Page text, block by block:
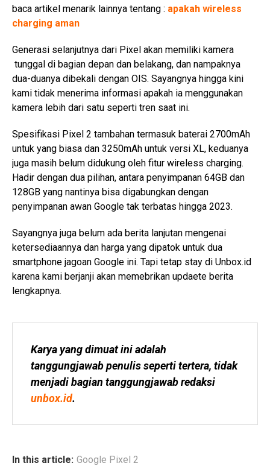
baca artikel menarik lainnya tentang : apakah wireless
charging aman
Generasi selanjutnya dari Pixel akan memiliki kamera
tunggal di bagian depan dan belakang, dan nampaknya
dua-duanya dibekali dengan OIS. Sayangnya hingga kini
kami tidak menerima informasi apakah ia menggunakan
kamera lebih dari satu seperti tren saat ini.
Spesifikasi Pixel 2 tambahan termasuk baterai 2700mAh
untuk yang biasa dan 3250mAh untuk versi XL, keduanya
juga masih belum didukung oleh fitur wireless charging.
Hadir dengan dua pilihan, antara penyimpanan 64GB dan
128GB yang nantinya bisa digabungkan dengan
penyimpanan awan Google tak terbatas hingga 2023.
Sayangnya juga belum ada berita lanjutan mengenai
ketersediaannya dan harga yang dipatok untuk dua
smartphone jagoan Google ini. Tapi tetap stay di Unbox.id
karena kami berjanji akan memebrikan updaete berita
lengkapnya.
Karya yang dimuat ini adalah
tanggungjawab penulis seperti tertera, tidak
unbox.id.
In this article: Google Pixel 2